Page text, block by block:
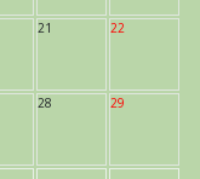
21 22
28 29